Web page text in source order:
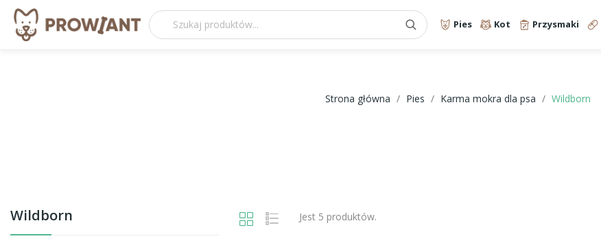
Pies Kot Przysmaki
Strona główna Pies Karma mokra dla psa Wildborn
Wildborn Jest 5 produktów.